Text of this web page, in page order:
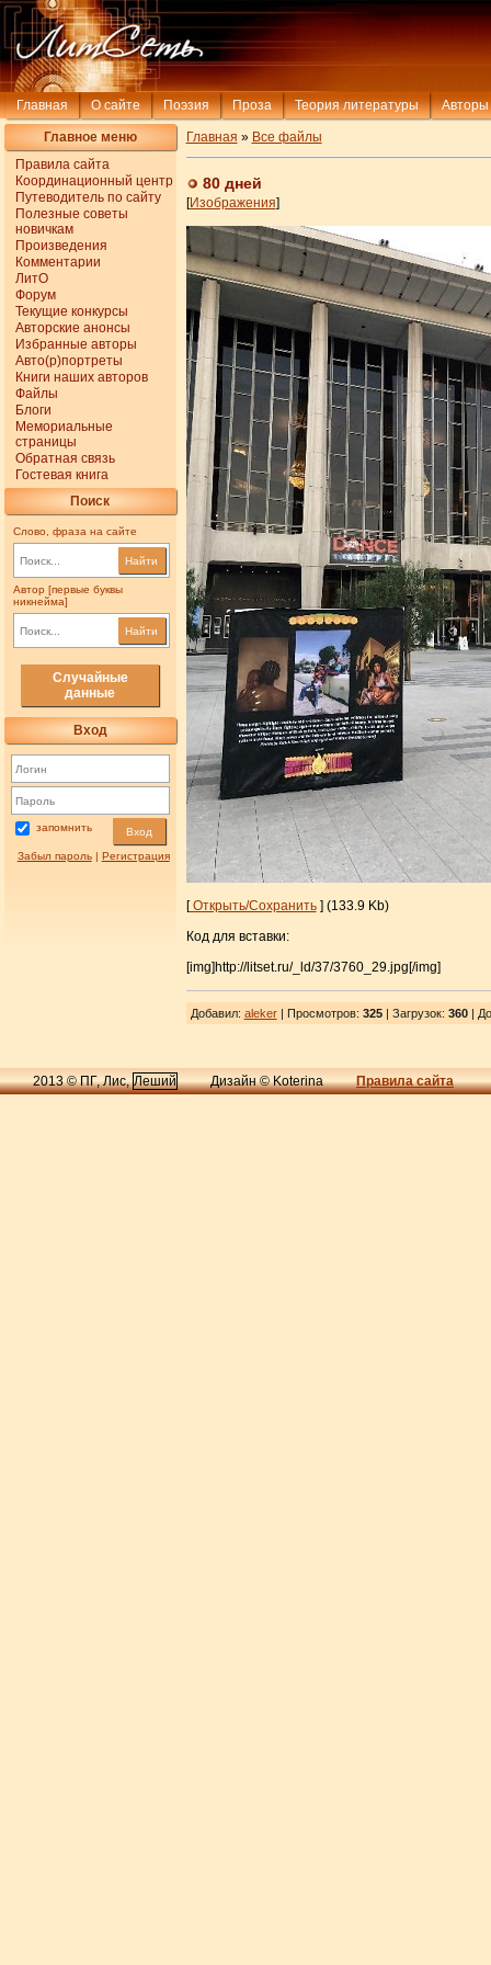
Главная О сайте Поэзия Проза Теория литературы Авторы
Главное меню
Правила сайта
Координационный центр
Путеводитель по сайту
Полезные советы
новичкам
Произведения
Комментарии
ЛитО
Форум
Текущие конкурсы
Авторские анонсы
Избранные авторы
Авто(р)портреты
Книги наших авторов
Файлы
Блоги
Мемориальные
страницы
Обратная связь
Гостевая книга
Поиск
Слово, фраза на сайте
Найти
Автор [первые буквы
никнейма]
Найти
Случайные
данные
Вход
запомнить Вход
Забыл пароль| Регистрация
Главная » Все файлы
80 дней
[Изображения]
[Открыть/Сохранить] (133.9 Kb)
Код для вставки:
[img]http://litset.ru/_ld/37/3760_29.jpg[/img]
Добавил: aleker| Просмотров: 325| Загрузок: 360|
2013 © ПГ, Лис,Леший Дизайн © Koterina Правила сайта